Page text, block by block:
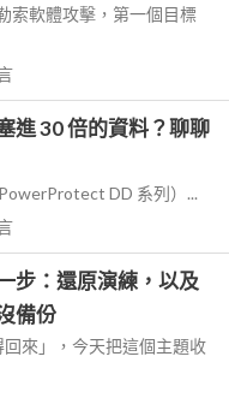
索軟體攻擊，第一個目標
進 30 倍的資料？聊聊
DD 系列）...
步：還原演練，以及
備份
來」，今天把這個主題收